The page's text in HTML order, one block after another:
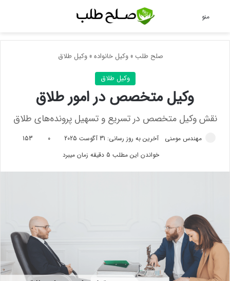
منو
صلح طلب » وکیل خانواده» وکیل طلاق
وکیل طلاق
وکیل متخصص در امور طلاق
نقش وکیل متخصص در تسریع و تسهیل پرونده‌های طلاق
مهندس مومنی آخرین به روز رسانی: 31 آگوست 2025 0
153
خواندن این مطلب 5 دقیقه زمان میبرد